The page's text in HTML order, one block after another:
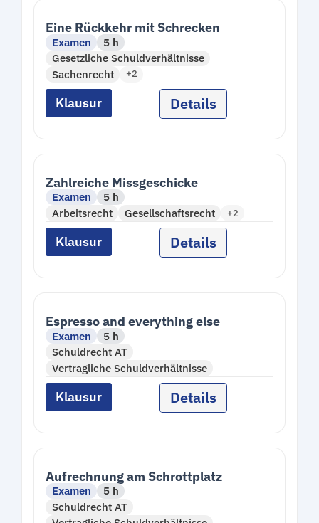
Eine Rückkehr mit Schrecken
Examen
5 h
Gesetzliche Schuldverhältnisse
Sachenrecht
+2
Klausur Details
Zahlreiche Missgeschicke
Examen
5 h
Arbeitsrecht
Gesellschaftsrecht +2
Klausur Details
Espresso and everything else
Examen
5 h
Schuldrecht AT
Vertragliche Schuldverhältnisse
Klausur Details
Aufrechnung am Schrottplatz
Examen
5 h
Schuldrecht AT